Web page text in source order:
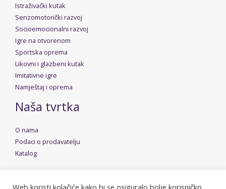
Istraživački kutak
Senzomotorički razvoj
Socioemocionalni razvoj
Igre na otvorenom
Sportska oprema
Likovni i glazbeni kutak
Imitativne igre
Namještaj i oprema
Naša tvrtka
O nama
Podaci o prodavatelju
Katalog
Web koristi kolačiće kako bi se osiguralo bolje korisničko